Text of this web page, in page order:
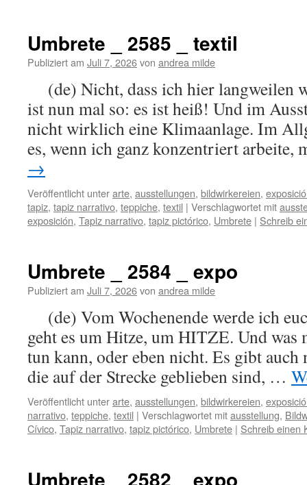
Umbrete _ 2585 _ textil
Publiziert am Juli 7, 2026von andrea milde
(de) Nicht, dass ich hier langweilen
ist nun mal so: es ist heiß! Und im
nicht wirklich eine Klimaanlage. Im
es, wenn ich ganz konzentriert
→
Veröffentlicht unterarte, ausstellungen, bildwirkereien,
tapiz, tapiz narrativo, teppiche, textil | Verschlagwortet mit
exposición, Tapiz narrativo, tapiz pictórico, Umbrete | Schreib
Umbrete _ 2584 _ expo
Publiziert am Juli 7, 2026von andrea milde
(de) Vom Wochenende werde ich
geht es um Hitze, um HITZE. Und was
tun kann, oder eben nicht. Es gibt auch
die auf der Strecke geblieben sind, …
Veröffentlicht unterarte, ausstellungen, bildwirkereien,
narrativo, teppiche, textil | Verschlagwortet mitausstellung,
Cívico, Tapiz narrativo, tapiz pictórico, Umbrete | Schreib einen
Umbrete _ 2582 _ expo